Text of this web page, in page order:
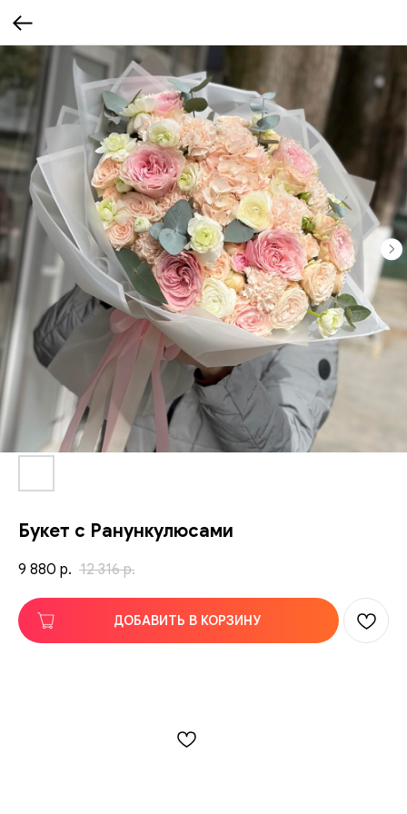
Букет с Ранункулюсами
9 880 р. 12 316 р.
ДОБАВИТЬ В КОРЗИНУ